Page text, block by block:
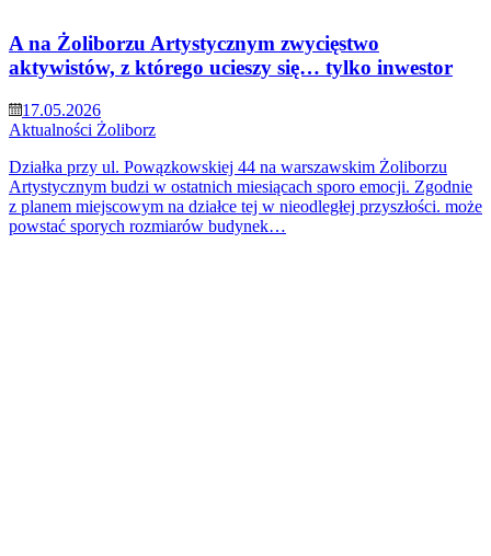
A na Żoliborzu Artystycznym zwycięstwo
aktywistów, z którego ucieszy się… tylko inwestor
17.05.2026
Aktualności Żoliborz
Działka przy ul. Powązkowskiej 44 na warszawskim Żoliborzu
Artystycznym budzi w ostatnich miesiącach sporo emocji. Zgodnie
z planem miejscowym na działce tej w nieodległej przyszłości. może
powstać sporych rozmiarów budynek…